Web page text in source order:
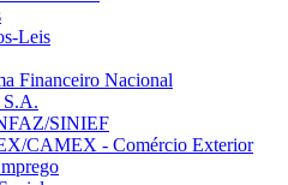
Leis
Financeiro Nacional
S.A.
SINIEF
CAMEX - Comércio Exterior